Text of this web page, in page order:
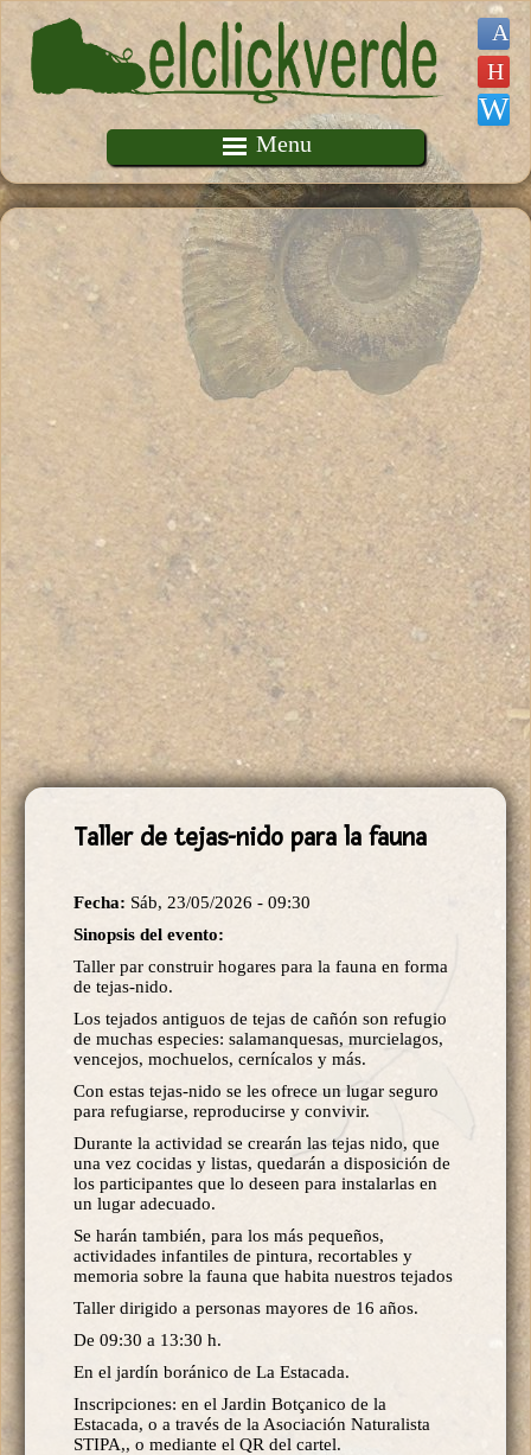
Pasar al contenido principal
Menu
Taller de tejas-nido para la fauna
Fecha: Sáb, 23/05/2026 - 09:30
Sinopsis del evento:
Taller par construir hogares para la fauna en forma
de tejas-nido.
Los tejados antiguos de tejas de cañón son refugio
de muchas especies: salamanquesas, murcielagos,
vencejos, mochuelos, cernícalos y más.
Con estas tejas-nido se les ofrece un lugar seguro
para refugiarse, reproducirse y convivir.
Durante la actividad se crearán las tejas nido, que
una vez cocidas y listas, quedarán a disposición de
los participantes que lo deseen para instalarlas en
un lugar adecuado.
Se harán también, para los más pequeños,
actividades infantiles de pintura, recortables y
memoria sobre la fauna que habita nuestros tejados
Taller dirigido a personas mayores de 16 años.
De 09:30 a 13:30 h.
En el jardín boránico de La Estacada.
Inscripciones: en el Jardin Botçanico de la
Estacada, o a través de la Asociación Naturalista
STIPA,, o mediante el QR del cartel.